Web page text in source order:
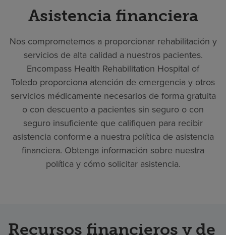
Asistencia financiera
Nos comprometemos a proporcionar rehabilitación y
servicios de alta calidad a nuestros pacientes.
Encompass Health Rehabilitation Hospital of
Toledo proporciona atención de emergencia y otros
servicios médicamente necesarios de forma gratuita
o con descuento a pacientes sin seguro o con
seguro insuficiente que califiquen para recibir
asistencia conforme a nuestra política de asistencia
financiera. Obtenga información sobre nuestra
política y cómo solicitar asistencia.
Recursos financieros y de